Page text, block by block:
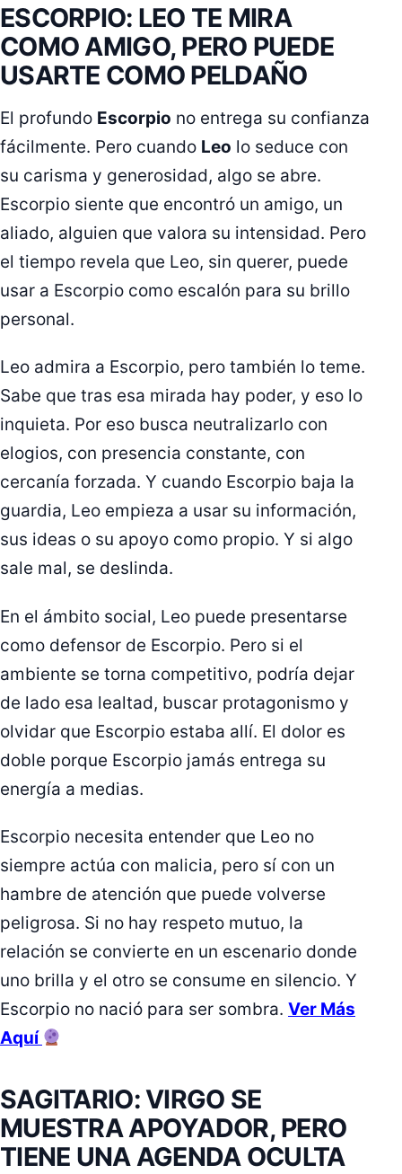
ESCORPIO: LEO TE MIRA
COMO AMIGO, PERO PUEDE
USARTE COMO PELDAÑO
El profundo Escorpio no entrega su confianza
fácilmente. Pero cuando Leo lo seduce con
su carisma y generosidad, algo se abre.
Escorpio siente que encontró un amigo, un
aliado, alguien que valora su intensidad. Pero
el tiempo revela que Leo, sin querer, puede
usar a Escorpio como escalón para su brillo
personal.
Leo admira a Escorpio, pero también lo teme.
Sabe que tras esa mirada hay poder, y eso lo
inquieta. Por eso busca neutralizarlo con
elogios, con presencia constante, con
cercanía forzada. Y cuando Escorpio baja la
guardia, Leo empieza a usar su información,
sus ideas o su apoyo como propio. Y si algo
sale mal, se deslinda.
En el ámbito social, Leo puede presentarse
como defensor de Escorpio. Pero si el
ambiente se torna competitivo, podría dejar
de lado esa lealtad, buscar protagonismo y
olvidar que Escorpio estaba allí. El dolor es
doble porque Escorpio jamás entrega su
energía a medias.
Escorpio necesita entender que Leo no
siempre actúa con malicia, pero sí con un
hambre de atención que puede volverse
peligrosa. Si no hay respeto mutuo, la
relación se convierte en un escenario donde
uno brilla y el otro se consume en silencio. Y
Escorpio no nació para ser sombra. Ver Más
Aquí
SAGITARIO: VIRGO SE
MUESTRA APOYADOR, PERO
TIENE UNA AGENDA OCULTA